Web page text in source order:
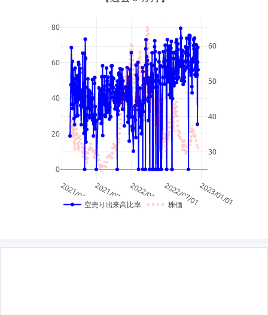
2021/01/012021/07/012022/01/012022/07/012023/01/01
0
20
40
60
80
30
40
50
60
空売り出来高比率 株価